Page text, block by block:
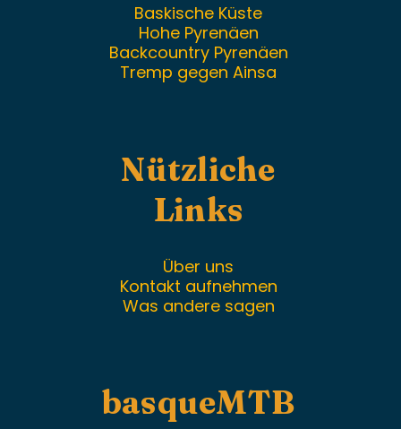
Baskische Küste
Hohe Pyrenäen
Backcountry Pyrenäen
Tremp gegen Ainsa
Nützliche
Links
Über uns
Kontakt aufnehmen
Was andere sagen
basqueMTB